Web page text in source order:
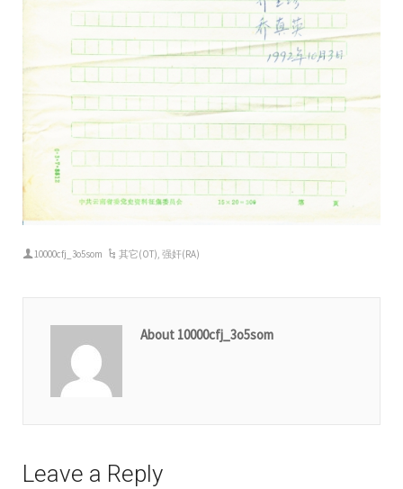
10000cfj_3o5som 其它(OT),强奸(RA)
About 10000cfj_3o5som
Leave a Reply